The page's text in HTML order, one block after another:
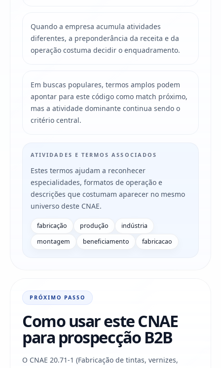
Quando a empresa acumula atividades
diferentes, a preponderância da receita e da
operação costuma decidir o enquadramento.
Em buscas populares, termos amplos podem
apontar para este código como match próximo,
mas a atividade dominante continua sendo o
critério central.
ATIVIDADES E TERMOS ASSOCIADOS
Estes termos ajudam a reconhecer
especialidades, formatos de operação e
descrições que costumam aparecer no mesmo
universo deste CNAE.
fabricação produção
indústria
montagem
beneficiamento fabricacao
PRÓXIMO PASSO
Como usar este CNAE
para prospecção B2B
O CNAE 20.71-1 (Fabricação de tintas, vernizes,